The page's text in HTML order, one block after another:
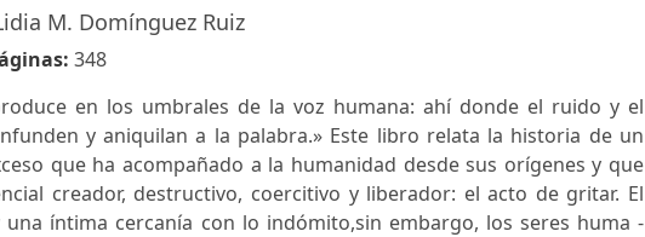
M. Domínguez Ruiz
348
en los umbrales de la voz humana: ahí donde el ruido y el
y aniquilan a la palabra.» Este libro relata la historia de un
que ha acompañado a la humanidad desde sus orígenes y que
creador, destructivo, coercitivo y liberador: el acto de gritar. El
íntima cercanía con lo indómito,sin embargo, los seres huma -